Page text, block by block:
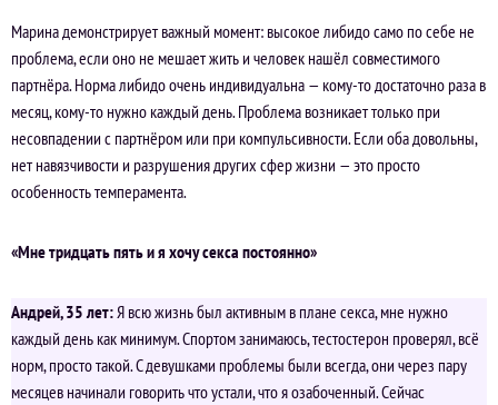
Марина демонстрирует важный момент: высокое либидо само по себе не
проблема, если оно не мешает жить и человек нашёл совместимого
партнёра. Норма либидо очень индивидуальна — кому-то достаточно раза в
месяц, кому-то нужно каждый день. Проблема возникает только при
несовпадении с партнёром или при компульсивности. Если оба довольны,
нет навязчивости и разрушения других сфер жизни — это просто
особенность темперамента.
«Мне тридцать пять и я хочу секса постоянно»
Андрей, 35 лет: Я всю жизнь был активным в плане секса, мне нужно
каждый день как минимум. Спортом занимаюсь, тестостерон проверял, всё
норм, просто такой. С девушками проблемы были всегда, они через пару
месяцев начинали говорить что устали, что я озабоченный. Сейчас